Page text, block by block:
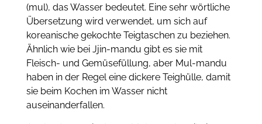
(mul), das Wasser bedeutet. Eine sehr wörtliche
Übersetzung wird verwendet, um sich auf
koreanische gekochte Teigtaschen zu beziehen.
Ähnlich wie bei Jjin-mandu gibt es sie mit
Fleisch- und Gemüsefüllung, aber Mul-mandu
haben in der Regel eine dickere Teighülle, damit
sie beim Kochen im Wasser nicht
auseinanderfallen.